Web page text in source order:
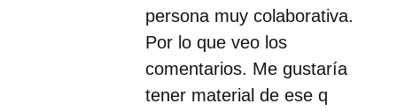
persona muy colaborativa.
Por lo que veo los
comentarios. Me gustaría
tener material de ese q